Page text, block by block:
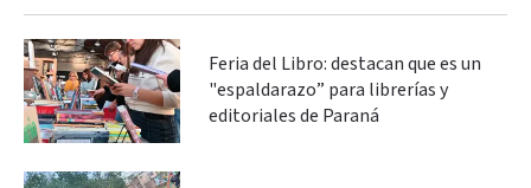
Feria del Libro: destacan que es un
"espaldarazo” para librerías y
editoriales de Paraná